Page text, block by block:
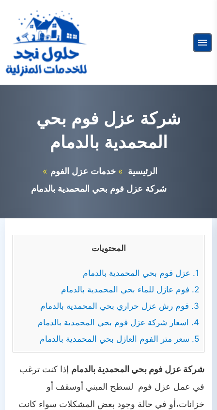
المحتوى
القائمة
البحث
شركة عزل فوم بحي
المحمدية بالدمام
الرئيسية
خدمات عزل الفوم
شركة عزل فوم بحي المحمدية بالدمام
المحتويات
1. عزل فوم بحي المحمدية بالدمام
2. فوم عازل للماء بحي المحمدية بالدمام
3. فوم رش عزل حراري بحي المحمدية بالدمام
4. اسعار شركة عزل فوم بحي المحمدية بالدمام
5. سعر متر الفوم العازل بحي المحمدية بالدمام
شركة عزل فوم بحي المحمدية بالدمام إذا كنت ترغب
في عمل عزل فوم لسطح المبني أوسقف أو
خزانات،أو في حالة وجود بعض المشكلات سواء كانت